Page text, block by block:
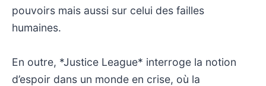
pouvoirs mais aussi sur celui des failles
humaines.
En outre, *Justice League* interroge la notion
d’espoir dans un monde en crise, où la